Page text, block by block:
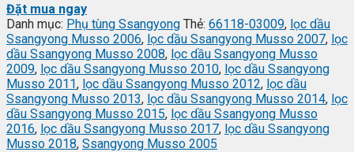
Đặt mua ngay
Danh mục: Phụ tùng Ssangyong Thẻ: 66118-03009, lọc dầu
Ssangyong Musso 2006, lọc dầu Ssangyong Musso 2007, lọc
dầu Ssangyong Musso 2008, lọc dầu Ssangyong Musso
2009, lọc dầu Ssangyong Musso 2010, lọc dầu Ssangyong
Musso 2011, lọc dầu Ssangyong Musso 2012, lọc dầu
Ssangyong Musso 2013, lọc dầu Ssangyong Musso 2014, lọc
dầu Ssangyong Musso 2015, lọc dầu Ssangyong Musso
2016, lọc dầu Ssangyong Musso 2017, lọc dầu Ssangyong
Musso 2018, Ssangyong Musso 2005